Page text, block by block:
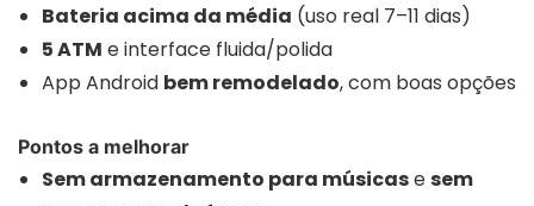
Bateria acima da média (uso real 7–11 dias)
5 ATM e interface fluida/polida
App Android bem remodelado, com boas opções
Pontos a melhorar
Sem armazenamento para músicasesem